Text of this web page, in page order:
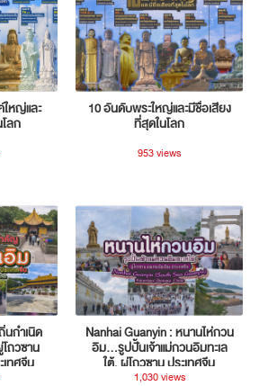
หญ่และ
ลก
10 อันดับพระใหญ่และมีชื่อเสียง
ที่สุดในโลก
953 views
กำเนิด
โถวซาน
ทศจีน
Nanhai Guanyin : หนานไห่กวน
อิม...รูปปั้นเจ้าแม่กวนอิมทะเล
ใต้, ผู่โถวซาน ประเทศจีน
1,030 views